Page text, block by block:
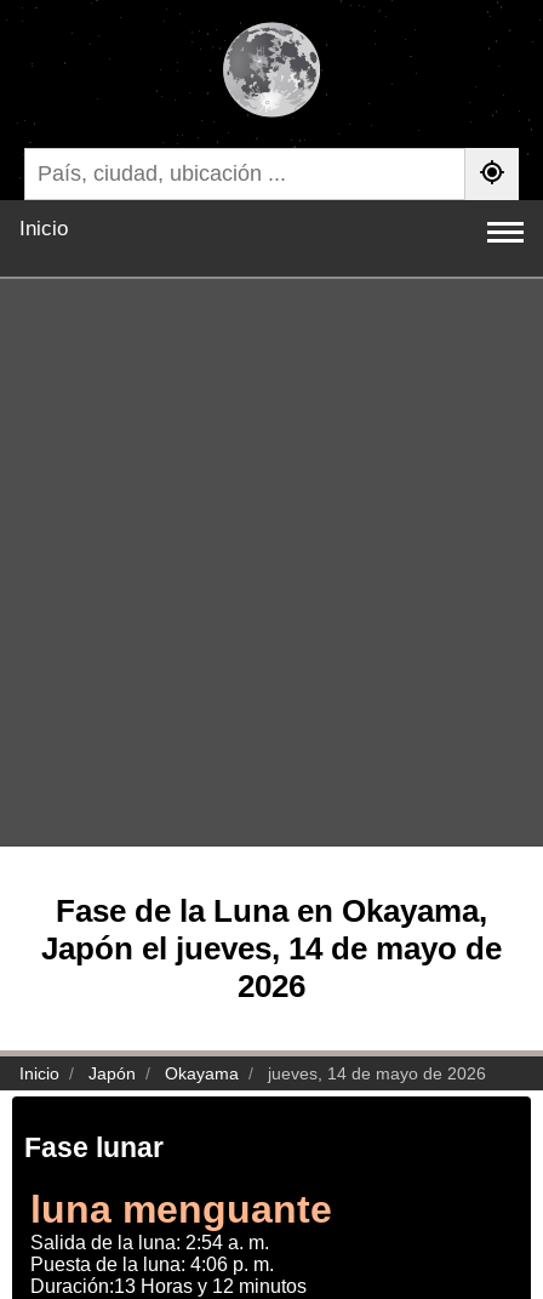
Inicio
Fase de la Luna en Okayama,
Japón el jueves, 14 de mayo de
2026
Inicio Japón Okayama jueves, 14 de mayo de 2026
Fase lunar
luna menguante
Salida de la luna: 2:54 a. m.
Puesta de la luna: 4:06 p. m.
Duración:13 Horas y 12 minutos